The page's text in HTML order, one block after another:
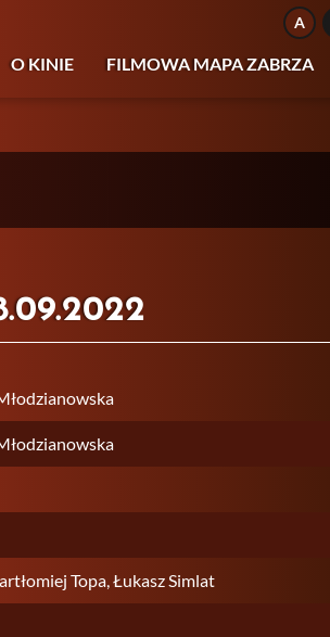
O KINIE FILMOWA MAPA ZABRZA
Topa, Łukasz Simlat